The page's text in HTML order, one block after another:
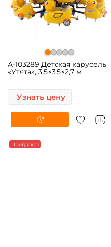
A-103289 Детская карусель
«Утята», 3,5×3,5×2,7 м
Узнать цену
Предзаказ